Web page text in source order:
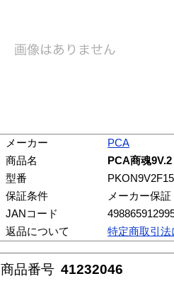
メーカー
PCA
商品名
PCA商魂
型番
PKON9V2F15
保証条件
メーカー保証
JANコード
返品について
特定商取引
商品番号 41232046